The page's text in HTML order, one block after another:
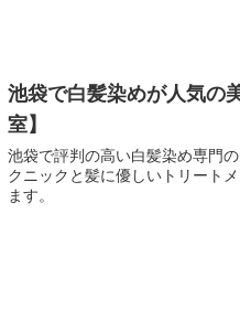
池袋で白髪染めが人気の
室】
池袋で評判の高い白髪染め専門
クニックと髪に優しいトリート
ます。